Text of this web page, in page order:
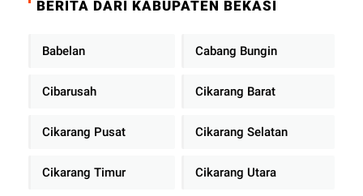
BERITA DARI KABUPATEN BEKASI
Babelan Cabang Bungin
Cibarusah Cikarang Barat
Cikarang Pusat Cikarang Selatan
Cikarang Timur Cikarang Utara